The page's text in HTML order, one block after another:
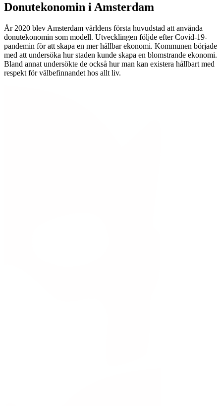
Donutekonomin i Amsterdam
År 2020 blev Amsterdam världens första huvudstad att använda
donutekonomin som modell. Utvecklingen följde efter Covid-19-
pandemin för att skapa en mer hållbar ekonomi. Kommunen började
med att undersöka hur staden kunde skapa en blomstrande ekonomi.
Bland annat undersökte de också hur man kan existera hållbart med
respekt för välbefinnandet hos allt liv.